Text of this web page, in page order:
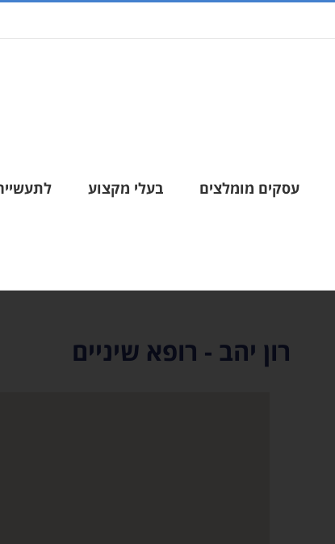
עסקים מומלצים בעלי מקצוע
רון יהב - רופא שיניים